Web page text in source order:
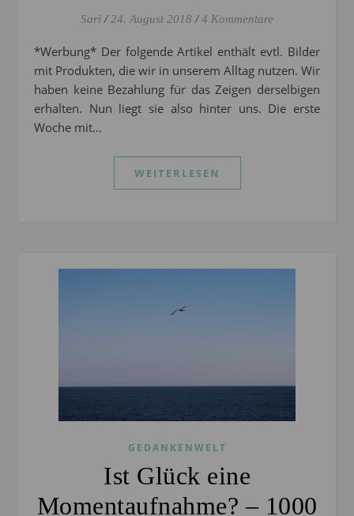
Sari / 24. August 2018 / 4 Kommentare
*Werbung* Der folgende Artikel enthält evtl. Bilder
mit Produkten, die wir in unserem Alltag nutzen. Wir
haben keine Bezahlung für das Zeigen derselbigen
erhalten. Nun liegt sie also hinter uns. Die erste
Woche mit…
WEITERLESEN
GEDANKENWELT
Ist Glück eine
Momentaufnahme? – 1000